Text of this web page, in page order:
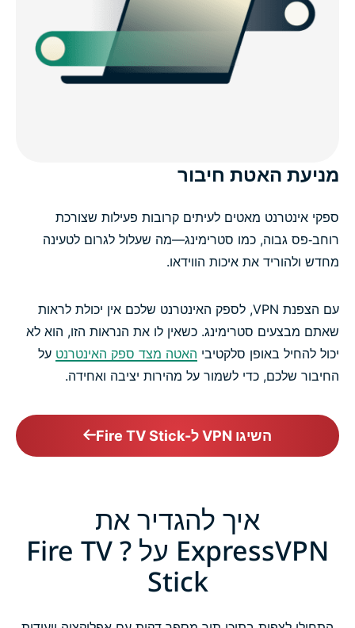
מניעת האטת חיבור
ספקי אינטרנט מאטים לעיתים קרובות פעילות שצורכת
רוחב‑פס גבוה, כמו סטרימינג—מה שעלול לגרום לטעינה
מחדש ולהוריד את איכות הווידאו.
עם הצפנת VPN, לספק האינטרנט שלכם אין יכולת לראות
שאתם מבצעים סטרימינג. כשאין לו את הנראות הזו, הוא לא
יכול להחיל באופן סלקטיבי האטה מצד ספק האינטרנט על
החיבור שלכם, כדי לשמור על מהירות יציבה ואחידה.
השיגו VPN ל-Fire TV Stick
איך להגדיר את
ExpressVPN על ? Fire TV
Stick